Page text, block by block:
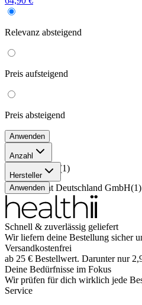
Relevanz absteigend
Preis aufsteigend
Preis absteigend
Anwenden
Anzahl
30X250 ml (1)
Hersteller
Aguettant Deutschland GmbH(1)
Anwenden
Schnell & zuverlässig geliefert
Wir liefern deine Bestellung sicher
Versandkostenfrei
ab 25 € Bestellwert. Darunter nur
Deine Bedürfnisse im Fokus
Wir prüfen für dich wirklich jede
Service